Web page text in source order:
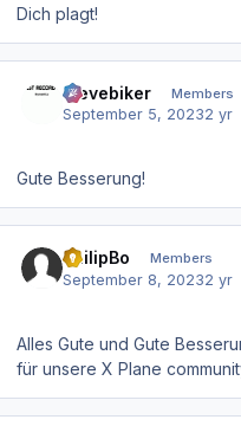
Dich plagt!
stevebiker Members
September 5, 20232 yr
Gute Besserung!
PhilipBo Members
September 8, 20232 yr
Alles Gute und Gute
für unsere X Plane